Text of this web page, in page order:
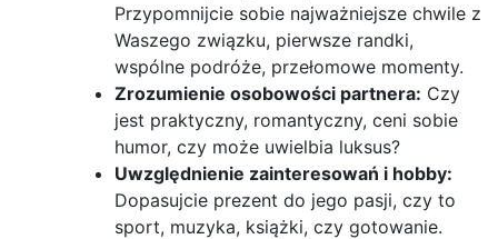
Przypomnijcie sobie najważniejsze chwile z
Waszego związku, pierwsze randki,
wspólne podróże, przełomowe momenty.
Zrozumienie osobowości partnera: Czy
jest praktyczny, romantyczny, ceni sobie
humor, czy może uwielbia luksus?
Uwzględnienie zainteresowań i hobby:
Dopasujcie prezent do jego pasji, czy to
sport, muzyka, książki, czy gotowanie.